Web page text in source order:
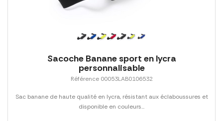
Sacoche Banane sport en lycra
personnalisable
Référence 00053LAB0106532
Sac banane de haute qualité en lycra, résistant aux éclaboussures et
disponible en couleurs...